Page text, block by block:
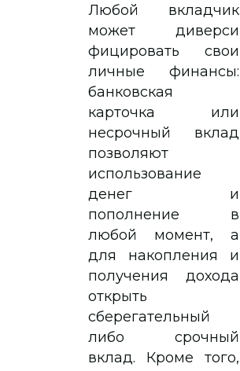
Любой вкладчик
может диверси
фицировать свои
личные финансы:
банковская
карточка или
несрочный вклад
позволяют
использование
денег и
пополнение в
любой момент, а
для накопления и
получения дохода
открыть
сберегательный
либо срочный
вклад. Кроме того,